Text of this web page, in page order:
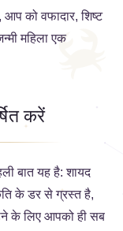
को वफादार, शिष्ट
महिला एक
करें
बात यह है: शायद
के डर से ग्रस्त है,
के लिए आपको ही सब